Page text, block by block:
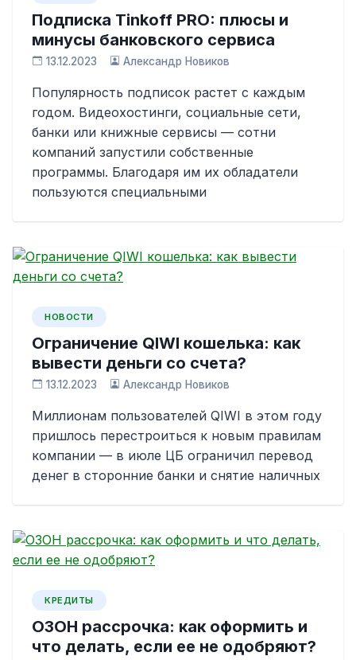
Подписка Tinkoff PRO: плюсы и
минусы банковского сервиса
13.12.2023 Александр Новиков
Популярность подписок растет с каждым
годом. Видеохостинги, социальные сети,
банки или книжные сервисы — сотни
компаний запустили собственные
программы. Благодаря им их обладатели
пользуются специальными
НОВОСТИ
Ограничение QIWI кошелька: как
вывести деньги со счета?
13.12.2023 Александр Новиков
Миллионам пользователей QIWI в этом году
пришлось перестроиться к новым правилам
компании — в июле ЦБ ограничил перевод
денег в сторонние банки и снятие наличных
КРЕДИТЫ
ОЗОН рассрочка: как оформить и
что делать, если ее не одобряют?